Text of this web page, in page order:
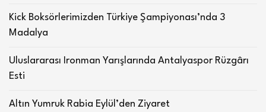
Kick Boksörlerimizden Türkiye Şampiyonası’nda 3
Madalya
Uluslararası Ironman Yarışlarında Antalyaspor Rüzgârı
Esti
Altın Yumruk Rabia Eylül’den Ziyaret